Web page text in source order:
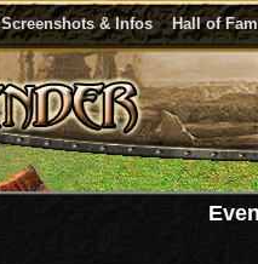
Screenshots & Infos Hall of